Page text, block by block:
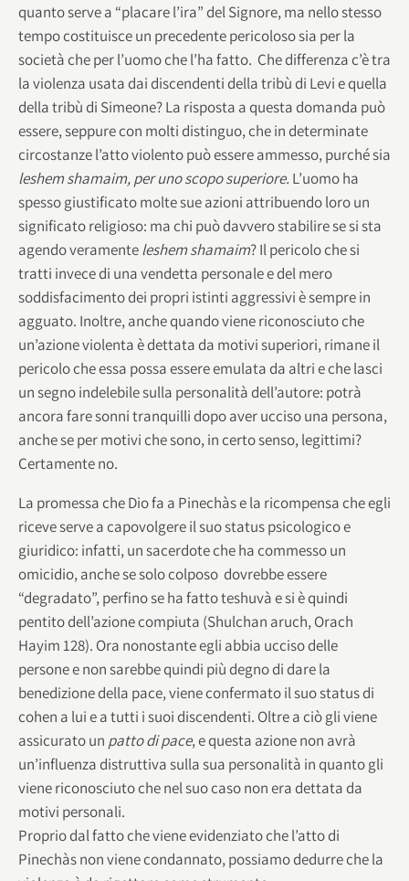
quanto serve a “placare l’ira” del Signore, ma nello stesso
tempo costituisce un precedente pericoloso sia per la
società che per l’uomo che l’ha fatto. Che differenza c’è tra
la violenza usata dai discendenti della tribù di Levi e quella
della tribù di Simeone? La risposta a questa domanda può
essere, seppure con molti distinguo, che in determinate
circostanze l’atto violento può essere ammesso, purché sia
leshem shamaim, per uno scopo superiore. L’uomo ha
spesso giustificato molte sue azioni attribuendo loro un
significato religioso: ma chi può davvero stabilire se si sta
agendo veramenteleshem shamaim? Il pericolo che si
tratti invece di una vendetta personale e del mero
soddisfacimento dei propri istinti aggressivi è sempre in
agguato. Inoltre, anche quando viene riconosciuto che
un’azione violenta è dettata da motivi superiori, rimane il
pericolo che essa possa essere emulata da altri e che lasci
un segno indelebile sulla personalità dell’autore: potrà
ancora fare sonni tranquilli dopo aver ucciso una persona,
anche se per motivi che sono, in certo senso, legittimi?
Certamente no.
La promessa che Dio fa a Pinechàs e la ricompensa che egli
riceve serve a capovolgere il suo status psicologico e
giuridico: infatti, un sacerdote che ha commesso un
omicidio, anche se solo colposo dovrebbe essere
“degradato”, perfino se ha fatto teshuvà e si è quindi
pentito dell’azione compiuta (Shulchan aruch, Orach
Hayim 128). Ora nonostante egli abbia ucciso delle
persone e non sarebbe quindi più degno di dare la
benedizione della pace, viene confermato il suo status di
cohen a lui e a tutti i suoi discendenti. Oltre a ciò gli viene
assicurato un patto di pace, e questa azione non avrà
un’influenza distruttiva sulla sua personalità in quanto gli
viene riconosciuto che nel suo caso non era dettata da
motivi personali.
Proprio dal fatto che viene evidenziato che l’atto di
Pinechàs non viene condannato, possiamo dedurre che la